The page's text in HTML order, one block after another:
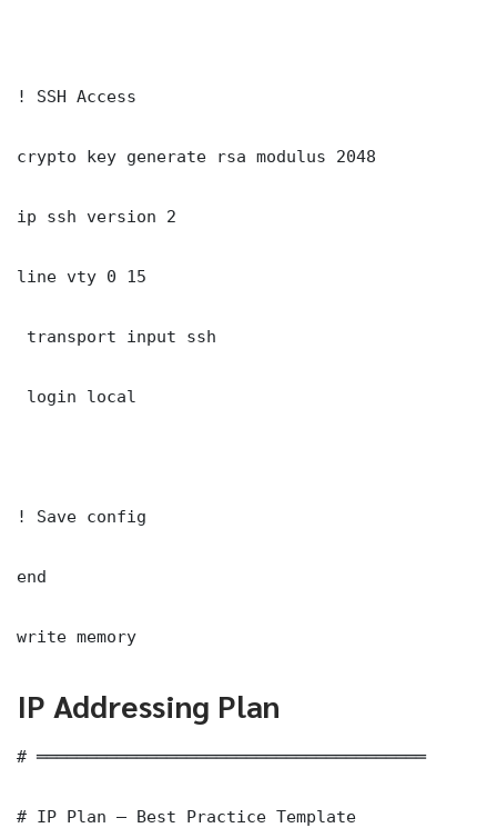
! SSH Access
crypto key generate rsa modulus 2048
ip ssh version 2
line vty 0 15
transport input ssh
login local
! Save config
end
write memory
IP Addressing Plan
# ═══════════════════════════════════════
# IP Plan — Best Practice Template